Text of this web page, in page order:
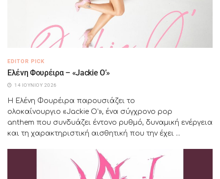
EDITOR PICK
Ελένη Φουρέιρα – «Jackie O’»
14 ΙΟΥΝΊΟΥ 2026
Η Ελένη Φουρέιρα παρουσιάζει το
ολοκαίνουργιο «Jackie O’», ένα σύγχρονο pop
anthem που συνδυάζει έντονο ρυθμό, δυναμική ενέργεια
και τη χαρακτηριστική αισθητική που την έχει ...